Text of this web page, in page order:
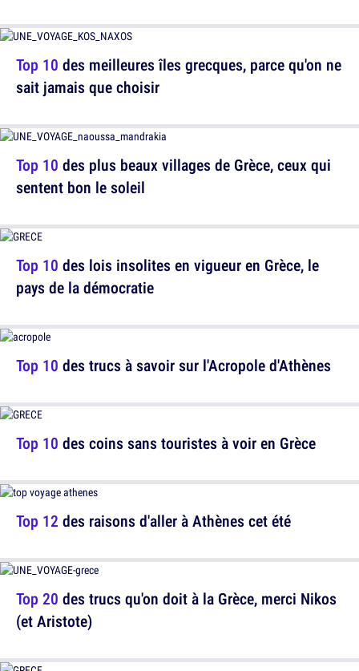
Top 10 des plus beaux villages de Grèce, ceux qui
sentent bon le soleil
Top 10 des trucs à savoir sur l'Acropole d'Athènes
Top 12 des raisons d'aller à Athènes cet été
Top 10 des meilleures îles grecques, parce qu'on ne
sait jamais que choisir
Top 10 des lois insolites en vigueur en Grèce, le
pays de la démocratie
Top 10 des coins sans touristes à voir en Grèce
Top 20 des trucs qu'on doit à la Grèce, merci Nikos
(et Aristote)